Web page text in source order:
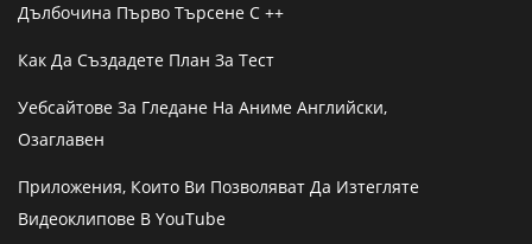
Дълбочина Първо Търсене C ++
Как Да Създадете План За Тест
Уебсайтове За Гледане На Аниме Английски,
Озаглавен
Приложения, Които Ви Позволяват Да Изтегляте
Видеоклипове В YouTube